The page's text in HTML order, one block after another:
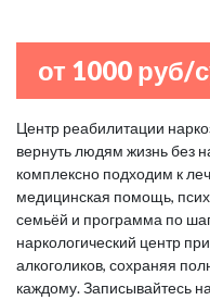
от 1000 руб/
Центр реабилитации
вернуть людям жизнь без
комплексно подходим к
медицинская помощь,
семьёй и программа по
наркологический центр
алкоголиков, сохраняя
каждому. Записывайтесь